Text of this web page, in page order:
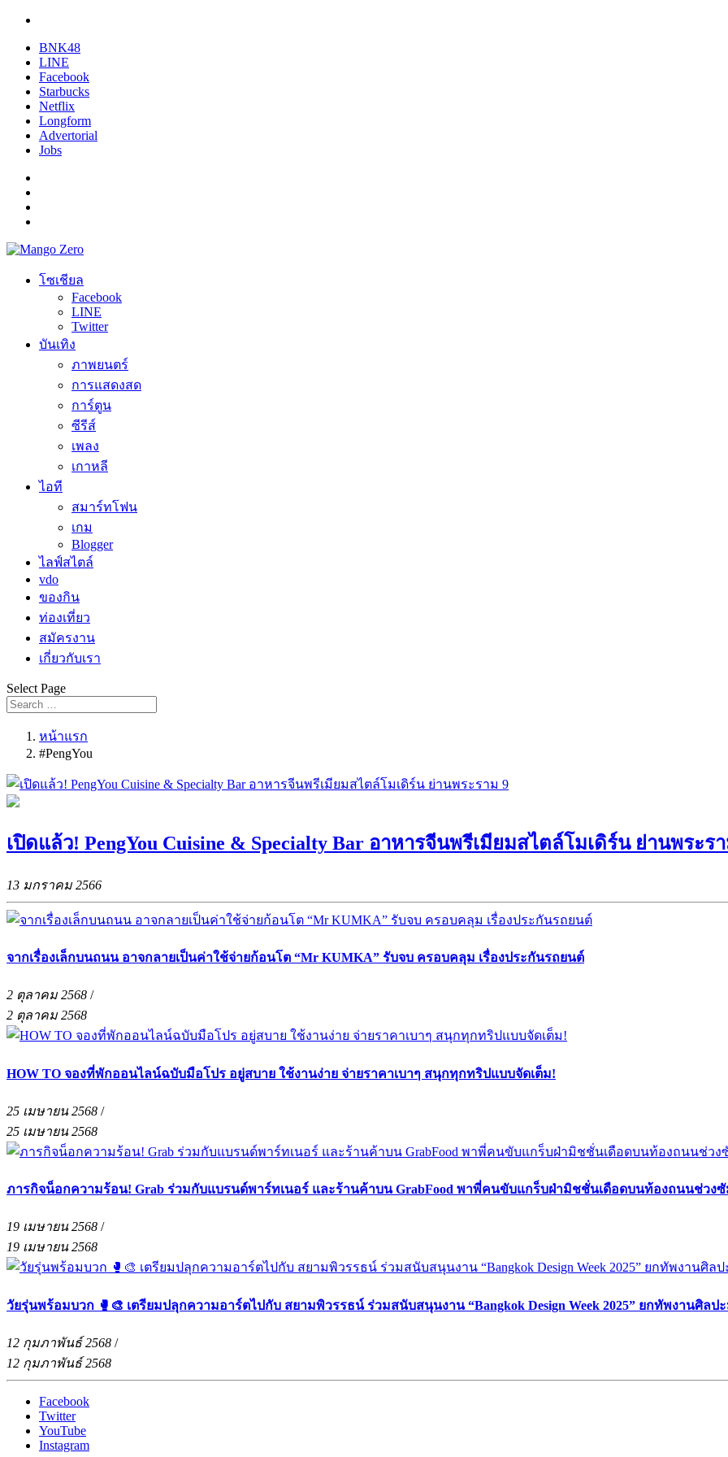
BNK48
LINE
Facebook
Starbucks
Netflix
Longform
Advertorial
Jobs
โซเชียล
Facebook
LINE
Twitter
บันเทิง
ภาพยนตร์
การแสดงสด
การ์ตูน
ซีรีส์
เพลง
เกาหลี
ไอที
สมาร์ทโฟน
เกม
Blogger
ไลฟ์สไตล์
vdo
ของกิน
ท่องเที่ยว
สมัครงาน
เกี่ยวกับเรา
Select Page
หน้าแรก
#PengYou
เปิดแล้ว! PengYou Cuisine & Specialty Bar อาหารจีนพรีเมียมสไตล์โมเดิร์น ย่านพระร
13 มกราคม 2566
จากเรื่องเล็กบนถนน อาจกลายเป็นค่าใช้จ่ายก้อนโต “Mr KUMKA” รับจบ ครอบคลุม เรื่องประกันรถยนต์
2 ตุลาคม 2568 /
2 ตุลาคม 2568
HOW TO จองที่พักออนไลน์ฉบับมือโปร อยู่สบาย ใช้งานง่าย จ่ายราคาเบาๆ สนุกทุกทริปแบบจัดเต็ม!
25 เมษายน 2568 /
25 เมษายน 2568
ภารกิจน็อกความร้อน! Grab ร่วมกับแบรนด์พาร์ทเนอร์ และร้านค้าบน GrabFood พาพี่คนขับแกร็บฝ่ามิชชั่นเดือดบนท้องถนนช่วงซั
19 เมษายน 2568 /
19 เมษายน 2568
วัยรุ่นพร้อมบวก 🥊🎨 เตรียมปลุกความอาร์ตไปกับ สยามพิวรรธน์ ร่วมสนับสนุนงาน “Bangkok Design Week 2025” ยกทัพงานศิลป
12 กุมภาพันธ์ 2568 /
12 กุมภาพันธ์ 2568
Facebook
Twitter
YouTube
Instagram